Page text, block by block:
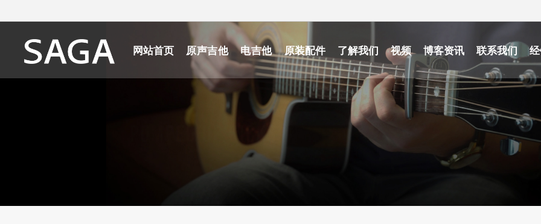
网站首页 原声吉他 电吉他 原装配件 了解我们 视频 博客资讯 联系我们